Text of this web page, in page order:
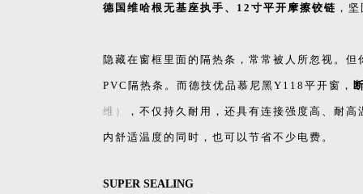
德国维哈根无基座执手、12寸平开摩擦铰链 ，
隐藏在窗框里面的隔热条，常常被人所忽视。
PVC隔热条。而德技优品慕尼黑Y118平开窗，
维） ，不仅持久耐用，还具有连接强度高、耐
内舒适温度的同时，也可以节省不少电费。
SUPER SEALING